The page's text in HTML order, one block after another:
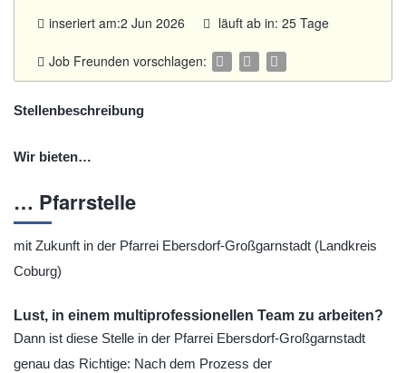
inseriert am:2 Jun 2026 läuft ab in: 25 Tage
Job Freunden vorschlagen:
Stellenbeschreibung
Wir bieten…
… Pfarrstelle
mit Zukunft in der Pfarrei Ebersdorf-Großgarnstadt (Landkreis
Coburg)
Lust, in einem multiprofessionellen Team zu arbeiten?
Dann ist diese Stelle in der Pfarrei Ebersdorf-Großgarnstadt
genau das Richtige: Nach dem Prozess der